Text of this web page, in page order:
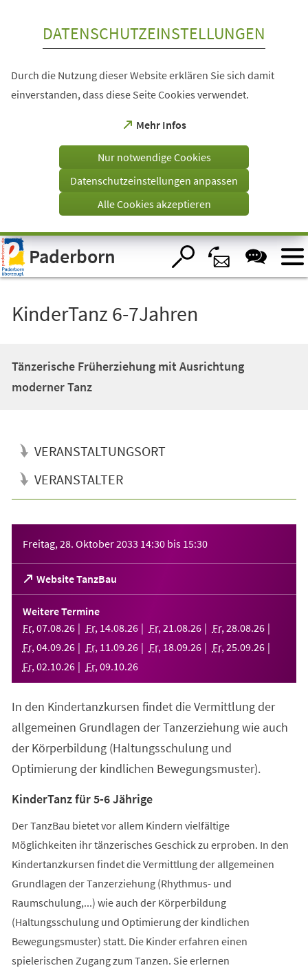
Visuelle
Assistenzsoftware
öffnen.
DATENSCHUTZEINSTELLUNGEN
Durch die Nutzung dieser Website erklären Sie sich damit
einverstanden, dass diese Seite Cookies verwendet.
Mehr Infos
(Öffnet
einem
Tab)
Nur notwendige Cookies
Datenschutzeinstellungen anpassen
Alle Cookies akzeptieren
Paderborn
KinderTanz 6-7Jahren
Tänzerische Früherziehung mit Ausrichtung
moderner Tanz
VERANSTALTUNGSORT
VERANSTALTER
Freitag, 28. Oktober 2033 14:30 bis 15:30
Website TanzBau
(Öffnet
in
einem
neuen
Tab)
Weitere Termine
Fr, 07.08.26 Fr, 14.08.26 Fr, 21 .08.26 Fr, 28.08.26
Fr, 04.09.26 Fr, 11 .09.26 Fr, 18.09.26 Fr, 25.09.26
Fr, 02.10.26 Fr, 09.10.26
In den Kindertanzkursen findet die Vermittlung der
allgemeinen Grundlagen der Tanzerziehung wie auch
der Körperbildung (Haltungsschulung und
Optimierung der kindlichen Bewegungsmuster).
KinderTanz für 5-6 Jährige
Der TanzBau bietet vor allem Kindern vielfältige
Möglichkeiten ihr tänzerisches Geschick zu erproben. In den
Kindertanzkursen findet die Vermittlung der allgemeinen
Grundlagen der Tanzerziehung (Rhythmus- und
Raumschulung,...) wie auch der Körperbildung
(Haltungsschulung und Optimierung der kindlichen
Bewegungsmuster) statt. Die Kinder erfahren einen
spielerischen Zugang zum Tanzen. Sie erlernen